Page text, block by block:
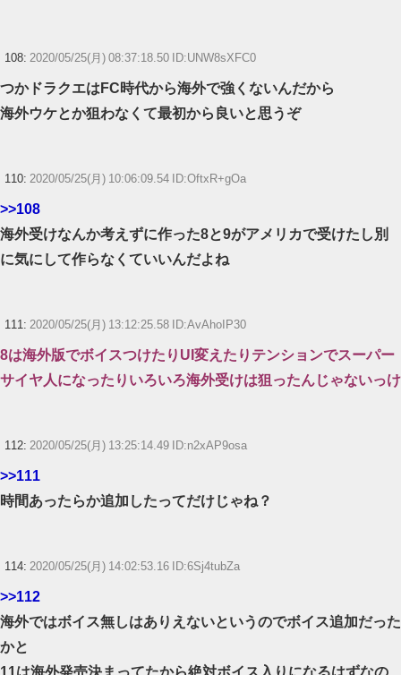
108: 2020/05/25(月) 08:37:18.50 ID:UNW8sXFC0
つかドラクエはFC時代から海外で強くないんだから
海外ウケとか狙わなくて最初から良いと思うぞ
110: 2020/05/25(月) 10:06:09.54 ID:OftxR+gOa
>>108
海外受けなんか考えずに作った8と9がアメリカで受けたし別
に気にして作らなくていいんだよね
111: 2020/05/25(月) 13:12:25.58 ID:AvAhoIP30
8は海外版でボイスつけたりUI変えたりテンションでスーパー
サイヤ人になったりいろいろ海外受けは狙ったんじゃないっけ
112: 2020/05/25(月) 13:25:14.49 ID:n2xAP9osa
>>111
時間あったらか追加したってだけじゃね？
114: 2020/05/25(月) 14:02:53.16 ID:6Sj4tubZa
>>112
海外ではボイス無しはありえないというのでボイス追加だった
かと
11は海外発売決まってたから絶対ボイス入りになるはずなの